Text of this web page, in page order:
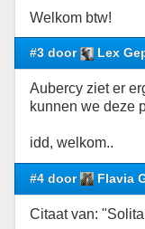
Welkom btw!
#3 door Lex
Aubercy ziet er
kunnen we deze
idd, welkom..
#4 door Flavia
Citaat van: